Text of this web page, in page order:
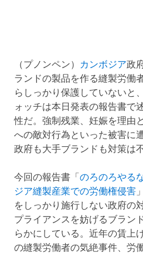
（プノンペン） カンボジア政
ランドの製品を作る縫製労働
らしっかり保護していないと
ォッチは本日発表の報告書で
性だ。強制残業、妊娠を理由
への敵対行為といった被害に
政府も大手ブランドも対策は
今回の報告書「 のろのろやる
ジア縫製産業での労働権侵害
をしっかり施行しない政府の
プライアンスを妨げるブラン
らかにしている。近年の賃上
の縫製労働者の気絶事件、労